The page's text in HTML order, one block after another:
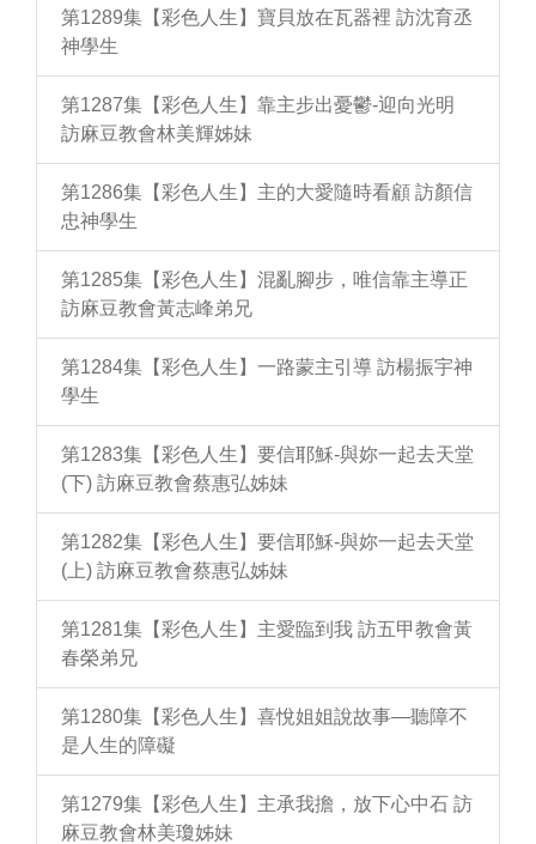
第1289集【彩色人生】寶貝放在瓦器裡 訪沈育丞
神學生
第1287集【彩色人生】靠主步出憂鬱-迎向光明
訪麻豆教會林美輝姊妹
第1286集【彩色人生】主的大愛隨時看顧 訪顏信
忠神學生
第1285集【彩色人生】混亂腳步，唯信靠主導正
訪麻豆教會黃志峰弟兄
第1284集【彩色人生】一路蒙主引導 訪楊振宇神
學生
第1283集【彩色人生】要信耶穌-與妳一起去天堂
(下) 訪麻豆教會蔡惠弘姊妹
第1282集【彩色人生】要信耶穌-與妳一起去天堂
(上) 訪麻豆教會蔡惠弘姊妹
第1281集【彩色人生】主愛臨到我 訪五甲教會黃
春榮弟兄
第1280集【彩色人生】喜悅姐姐說故事—聽障不
是人生的障礙
第1279集【彩色人生】主承我擔，放下心中石 訪
麻豆教會林美瓊姊妹